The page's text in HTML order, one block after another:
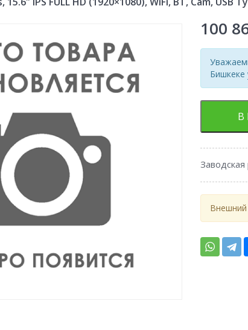
100
Бишкеке
В
Заводская
Внешний